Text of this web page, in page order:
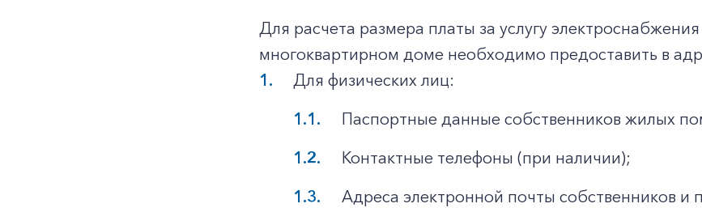
Для расчета размера платы за услугу
многоквартирном доме необходимо предоставить в
Для физических лиц:
Паспортные данные собственников жилых
Контактные телефоны (при наличии);
Адреса электронной почты собственников